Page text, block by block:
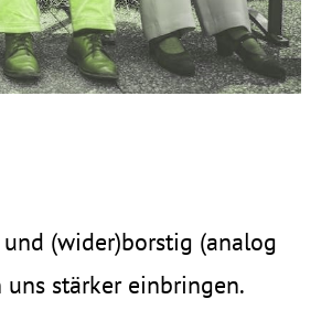
(wider)borstig (analog
stärker einbringen.